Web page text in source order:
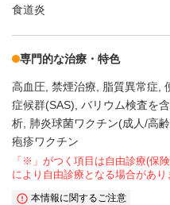
食道炎
専門的な治療・特色
高血圧 禁煙治療 脂質異常症
症候群(SAS) バリウム検査を
析 肺炎球菌ワクチン(成人/高
疱疹ワクチン
「※」がつく項目は自由診療(保
により自由診療となる場合があり
本情報に関するご注意